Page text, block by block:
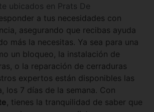
ubicados en Prats De
a tus necesidades con
asegurando que recibas ayuda
más la necesitas. Ya sea para una
un bloqueo, la instalación de
o la reparación de cerraduras
expertos están disponibles las
los 7 días de la semana. Con
, tienes la tranquilidad de saber que